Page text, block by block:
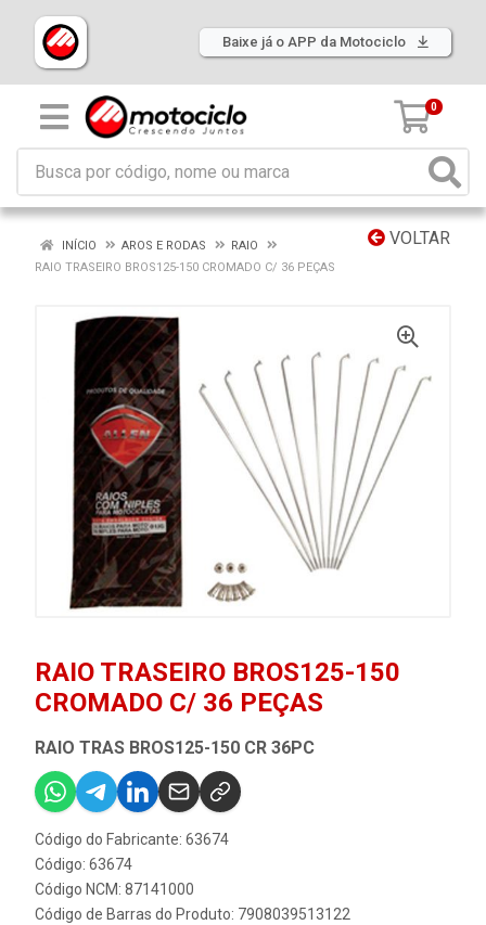
Baixe já o APP da Motociclo
0
VOLTAR
INÍCIO AROS E RODAS
RAIO
RAIO TRASEIRO BROS125-150 CROMADO C/ 36 PEÇAS
RAIO TRASEIRO BROS125-150
CROMADO C/ 36 PEÇAS
RAIO TRAS BROS125-150 CR 36PC
Código do Fabricante: 63674
Código: 63674
Código NCM: 87141000
Código de Barras do Produto: 7908039513122